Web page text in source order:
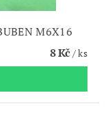
M6X16
8 Kč/ ks